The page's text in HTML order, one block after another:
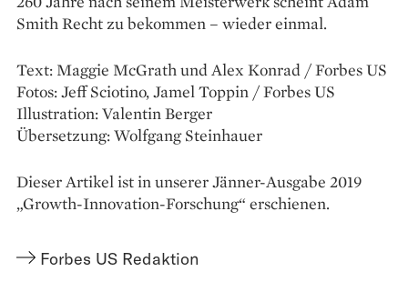
Smith Recht zu bekommen – wieder einmal.
Text: Maggie McGrath und Alex Konrad / Forbes US
Fotos: Jeff Sciotino, Jamel Toppin / Forbes US
Illustration: Valentin Berger
Übersetzung: Wolfgang Steinhauer
Dieser Artikel ist in unserer Jänner-Ausgabe 2019
„Growth-Innovation-Forschung“ erschienen.
Forbes US Redaktion